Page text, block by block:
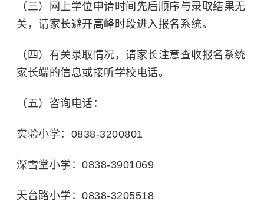
（三）网上学位申请时间先后顺序与录取结果无
关，请家长避开高峰时段进入报名系统。
（四）有关录取情况，请家长注意查收报名系统
家长端的信息或接听学校电话。
（五）咨询电话：
实验小学：0838-3200801
深雪堂小学：0838-3901069
天台路小学：0838-3205518